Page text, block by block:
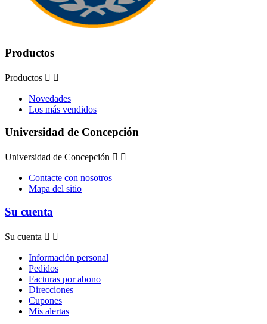
Productos
Productos  
Novedades
Los más vendidos
Universidad de Concepción
Universidad de Concepción  
Contacte con nosotros
Mapa del sitio
Su cuenta
Su cuenta  
Información personal
Pedidos
Facturas por abono
Direcciones
Cupones
Mis alertas